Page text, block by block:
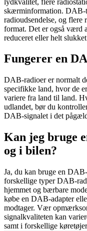
skærminformation. DAB-
radioudsendelse, og
format. Det er også værd
reduceret eller helt
Fungerer en
DAB-radioer er normalt
specifikke land, hvor de
variere fra land til land.
udlandet, bør du
DAB-signalet i det
Kan jeg bruge
og i bilen?
Ja, du kan bruge en
forskellige typer DAB-
hjemmet og bærbare
købe en DAB-adapter
modtager. Vær
signalkvaliteten kan
samt i forskellige